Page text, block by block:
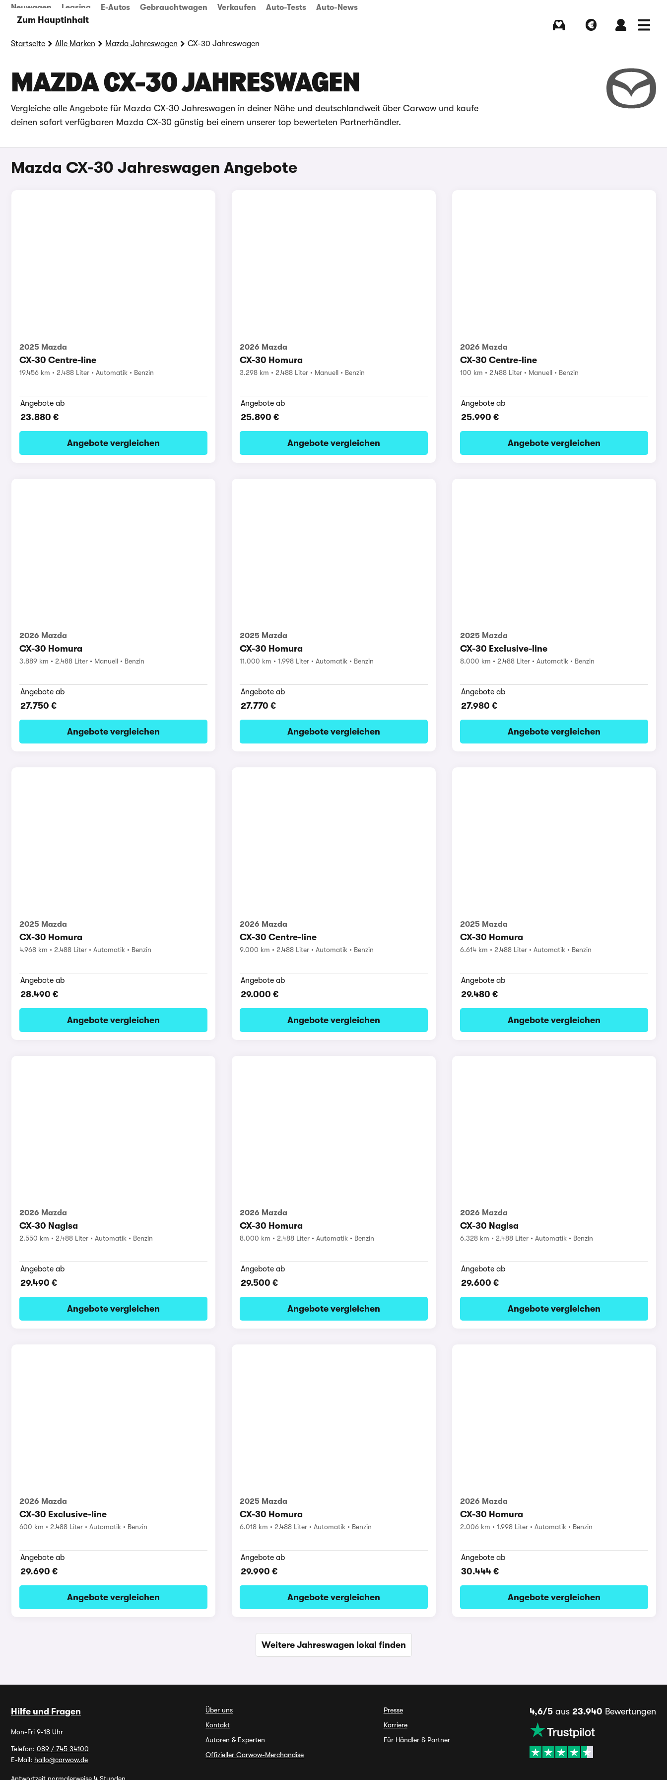
Zum Hauptinhalt
Neuwagen Leasing E-Autos Gebrauchtwagen Verkaufen Auto-Tests Auto-News
Startseite Alle Marken Mazda Jahreswagen CX-30 Jahreswagen
MAZDA CX-30 JAHRESWAGEN
Vergleiche alle Angebote für Mazda CX-30 Jahreswagen in deiner Nähe und deutschlandweit über Carwow und kaufe
deinen sofort verfügbaren Mazda CX-30 günstig bei einem unserer top bewerteten Partnerhändler.
Mazda CX-30 Jahreswagen Angebote
2025 Mazda
CX-30 Centre-line
19.456 km 2.488 Liter Automatik Benzin
Angebote ab
23.880 €
Angebote vergleichen
2026 Mazda
CX-30 Homura
3.298 km 2.488 Liter Manuell Benzin
Angebote ab
25.890 €
Angebote vergleichen
2026 Mazda
CX-30 Centre-line
100 km 2.488 Liter Manuell Benzin
Angebote ab
25.990 €
Angebote vergleichen
2026 Mazda
CX-30 Homura
3.889 km 2.488 Liter Manuell Benzin
Angebote ab
27.750 €
Angebote vergleichen
2025 Mazda
CX-30 Homura
11.000 km 1.998 Liter Automatik Benzin
Angebote ab
27.770 €
Angebote vergleichen
2025 Mazda
CX-30 Exclusive-line
8.000 km 2.488 Liter Automatik Benzin
Angebote ab
27.980 €
Angebote vergleichen
2025 Mazda
CX-30 Homura
4.968 km 2.488 Liter Automatik Benzin
Angebote ab
28.490 €
Angebote vergleichen
2026 Mazda
CX-30 Centre-line
9.000 km 2.488 Liter Automatik Benzin
Angebote ab
29.000 €
Angebote vergleichen
2025 Mazda
CX-30 Homura
6.614 km 2.488 Liter Automatik Benzin
Angebote ab
29.480 €
Angebote vergleichen
2026 Mazda
CX-30 Nagisa
2.550 km 2.488 Liter Automatik Benzin
Angebote ab
29.490 €
Angebote vergleichen
2026 Mazda
CX-30 Homura
8.000 km 2.488 Liter Automatik Benzin
Angebote ab
29.500 €
Angebote vergleichen
2026 Mazda
CX-30 Nagisa
6.328 km 2.488 Liter Automatik Benzin
Angebote ab
29.600 €
Angebote vergleichen
2026 Mazda
CX-30 Exclusive-line
600 km 2.488 Liter Automatik Benzin
Angebote ab
29.690 €
Angebote vergleichen
2025 Mazda
CX-30 Homura
6.018 km 2.488 Liter Automatik Benzin
Angebote ab
29.990 €
Angebote vergleichen
2026 Mazda
CX-30 Homura
2.006 km 1.998 Liter Automatik Benzin
Angebote ab
30.444 €
Angebote vergleichen
Weitere Jahreswagen lokal finden
Hilfe und Fragen
Mon-Fri 9-18 Uhr
Telefon: 089 / 745 34100
E-Mail: hallo@carwow.de
Über uns
Kontakt
Autoren & Experten
Offizieller Carwow-Merchandise
Presse
Karriere
Für Händler & Partner
4,6/5aus 23.940 Bewertungen